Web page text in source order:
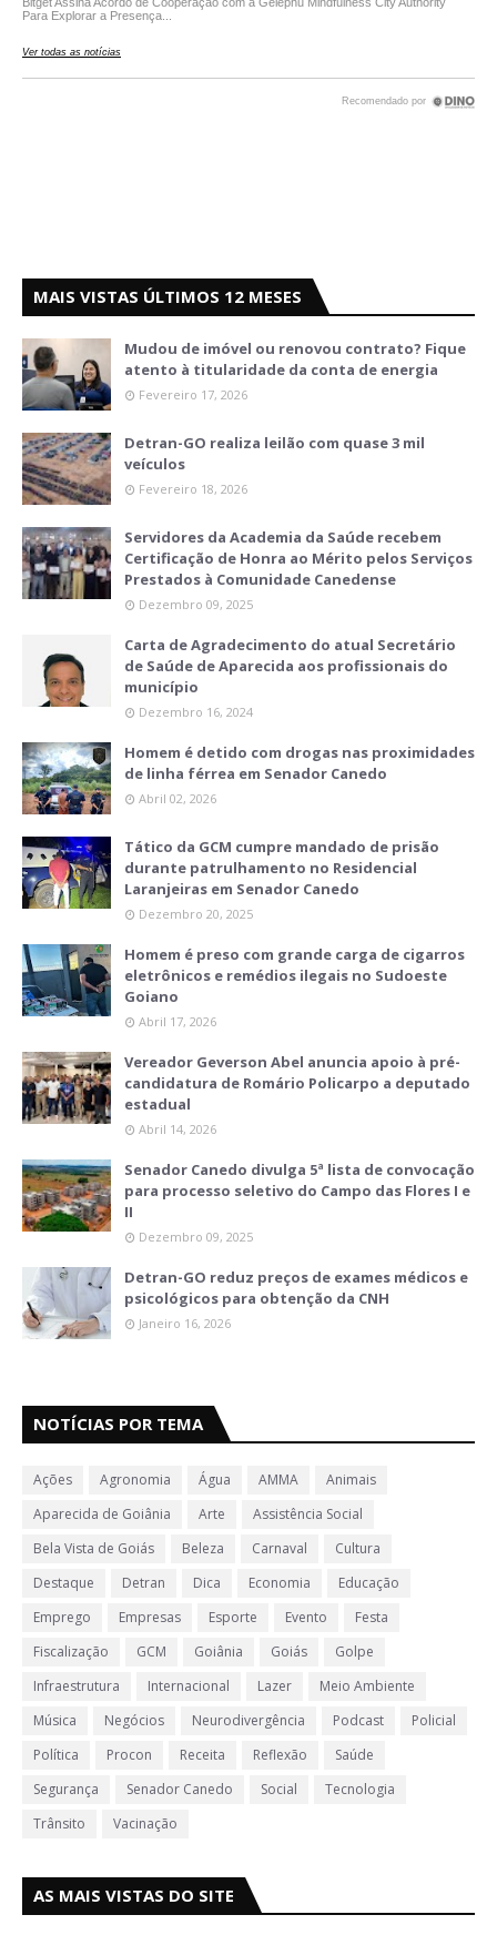
MAIS VISTAS ÚLTIMOS 12 MESES
Mudou de imóvel ou renovou contrato? Fique
atento à titularidade da conta de energia
Fevereiro 17, 2026
Detran-GO realiza leilão com quase 3 mil
veículos
Fevereiro 18, 2026
Servidores da Academia da Saúde recebem
Certificação de Honra ao Mérito pelos Serviços
Prestados à Comunidade Canedense
Dezembro 09, 2025
Carta de Agradecimento do atual Secretário
de Saúde de Aparecida aos profissionais do
município
Dezembro 16, 2024
Homem é detido com drogas nas proximidades
de linha férrea em Senador Canedo
Abril 02, 2026
Tático da GCM cumpre mandado de prisão
durante patrulhamento no Residencial
Laranjeiras em Senador Canedo
Dezembro 20, 2025
Homem é preso com grande carga de cigarros
eletrônicos e remédios ilegais no Sudoeste
Goiano
Abril 17, 2026
Vereador Geverson Abel anuncia apoio à pré-
candidatura de Romário Policarpo a deputado
estadual
Abril 14, 2026
Senador Canedo divulga 5ª lista de convocação
para processo seletivo do Campo das Flores I e
II
Dezembro 09, 2025
Detran-GO reduz preços de exames médicos e
psicológicos para obtenção da CNH
Janeiro 16, 2026
NOTÍCIAS POR TEMA
Ações Agronomia Água AMMA
Animais
Aparecida de Goiânia
Arte
Assistência Social
Bela Vista de Goiás
Beleza Carnaval
Cultura
Destaque
Detran Dica Economia
Educação
Emprego
Empresas Esporte Evento
Festa
Fiscalização
GCM Goiânia Goiás
Golpe
Infraestrutura
Internacional Lazer
Meio Ambiente
Música
Negócios Neurodivergência Podcast
Policial
Política
Procon Receita Reflexão
Saúde
Segurança
Senador Canedo Social
Tecnologia
Trânsito
Vacinação
AS MAIS VISTAS DO SITE